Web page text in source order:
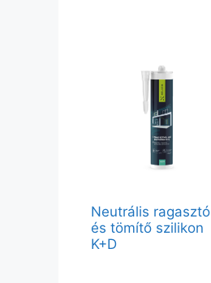
Neutrális ragasztó
és tömítő szilikon
K+D